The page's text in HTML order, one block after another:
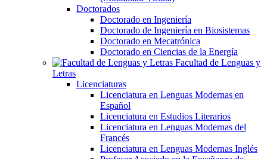
Doctorados
Doctorado en Ingeniería
Doctorado de Ingeniería en Biosistemas
Doctorado en Mecatrónica
Doctorado en Ciencias de la Energía
Facultad de Lenguas y
Letras
Licenciaturas
Licenciatura en Lenguas Modernas en
Español
Licenciatura en Estudios Literarios
Licenciatura en Lenguas Modernas del
Francés
Licenciatura en Lenguas Modernas Inglés